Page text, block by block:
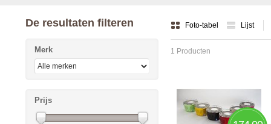
Foto-tabel Lijst
1 Producten
De resultaten filteren
Merk
Prijs